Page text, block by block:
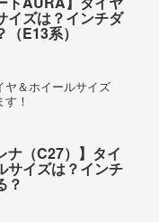
イズは？インチダ
E13系）
ヤ＆ホイールサイズ
！
ナ（C27）】タイ
サイズは？インチ
？